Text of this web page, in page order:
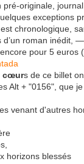
pré-originale,
exceptions
chronologique,
d’un roman inédit,
encore pour 5 euros
cœurs de ce billet
Alt + "0156", que
venant d'autres
horizons blessés